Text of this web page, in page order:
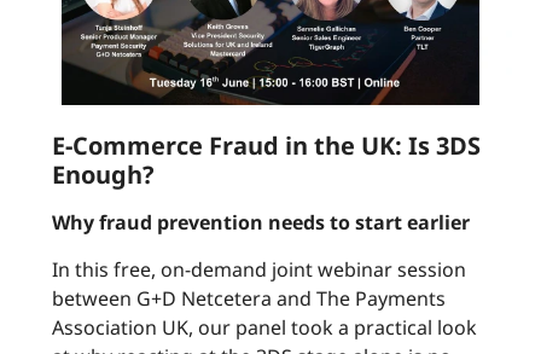
E-Commerce Fraud in the UK: Is 3DS
Enough?
Why fraud prevention needs to start earlier
In this free, on-demand joint webinar session
between G+D Netcetera and The Payments
Association UK, our panel took a practical look